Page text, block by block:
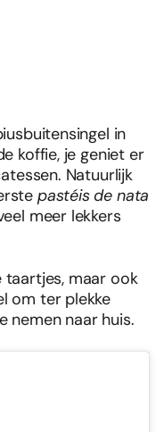
in
koffie, je geniet er
Natuurlijk
pastéis de nata
meer lekkers
taartjes, maar ook
om ter plekke
nemen naar huis.